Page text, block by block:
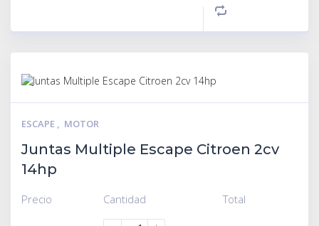
ESCAPE , MOTOR
Juntas Multiple Escape Citroen 2cv
14hp
Precio
Cantidad
Total